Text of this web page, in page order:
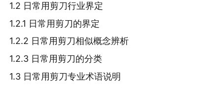
1.2 日常用剪刀行业界定
1.2.1 日常用剪刀的界定
1.2.2 日常用剪刀相似概念辨析
1.2.3 日常用剪刀的分类
1.3 日常用剪刀专业术语说明